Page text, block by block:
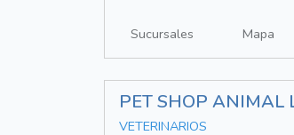
Sucursales Mapa
PET SHOP ANIMAL
VETERINARIOS